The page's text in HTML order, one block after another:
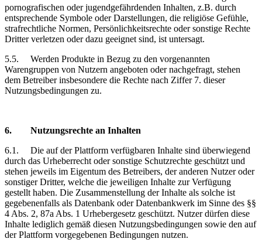
pornografischen oder jugendgefährdenden Inhalten, z.B. durch
entsprechende Symbole oder Darstellungen, die religiöse Gefühle,
strafrechtliche Normen, Persönlichkeitsrechte oder sonstige Rechte
Dritter verletzen oder dazu geeignet sind, ist untersagt.
5.5.
Werden Produkte in Bezug zu den vorgenannten
Warengruppen von Nutzern angeboten oder nachgefragt, stehen
dem Betreiber insbesondere die Rechte nach Ziffer 7. dieser
Nutzungsbedingungen zu.
6. Nutzungsrechte an Inhalten
6.1.
Die auf der Plattform verfügbaren Inhalte sind überwiegend
durch das Urheberrecht oder sonstige Schutzrechte geschützt und
stehen jeweils im Eigentum des Betreibers, der anderen Nutzer oder
sonstiger Dritter, welche die jeweiligen Inhalte zur Verfügung
gestellt haben. Die Zusammenstellung der Inhalte als solche ist
gegebenenfalls als Datenbank oder Datenbankwerk im Sinne des §§
4 Abs. 2, 87a Abs. 1 Urhebergesetz geschützt. Nutzer dürfen diese
Inhalte lediglich gemäß diesen Nutzungsbedingungen sowie den auf
der Plattform vorgegebenen Bedingungen nutzen.